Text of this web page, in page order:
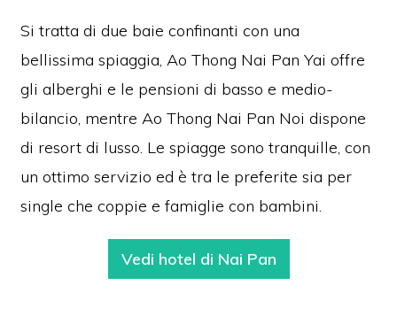
Si tratta di due baie confinanti con una
bellissima spiaggia, Ao Thong Nai Pan Yai offre
gli alberghi e le pensioni di basso e medio-
bilancio, mentre Ao Thong Nai Pan Noi dispone
di resort di lusso. Le spiagge sono tranquille, con
un ottimo servizio ed è tra le preferite sia per
single che coppie e famiglie con bambini.
Vedi hotel di Nai Pan